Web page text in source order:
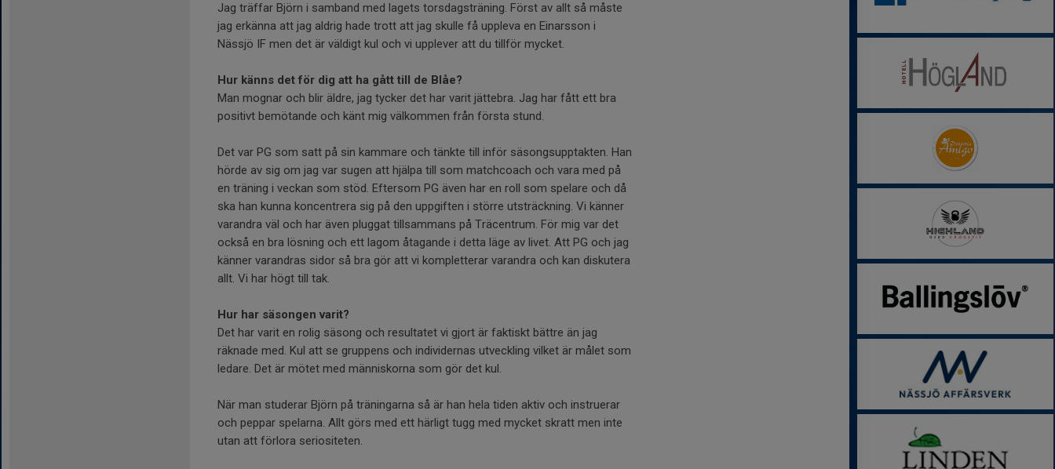
Jag träffar Björn i samband med lagets torsdagsträning. Först av allt så måste
jag erkänna att jag aldrig hade trott att jag skulle få uppleva en Einarsson i
Nässjö IF men det är väldigt kul och vi upplever att du tillför mycket.
Hur känns det för dig att ha gått till de Blåe?
Man mognar och blir äldre, jag tycker det har varit jättebra. Jag har fått ett bra
positivt bemötande och känt mig välkommen från första stund.
Det var PG som satt på sin kammare och tänkte till inför säsongsupptakten. Han
hörde av sig om jag var sugen att hjälpa till som matchcoach och vara med på
en träning i veckan som stöd. Eftersom PG även har en roll som spelare och då
ska han kunna koncentrera sig på den uppgiften i större utsträckning. Vi känner
varandra väl och har även pluggat tillsammans på Träcentrum. För mig var det
också en bra lösning och ett lagom åtagande i detta läge av livet. Att PG och jag
känner varandras sidor så bra gör att vi kompletterar varandra och kan diskutera
allt. Vi har högt till tak.
Hur har säsongen varit?
Det har varit en rolig säsong och resultatet vi gjort är faktiskt bättre än jag
räknade med. Kul att se gruppens och individernas utveckling vilket är målet som
ledare. Det är mötet med människorna som gör det kul.
När man studerar Björn på träningarna så är han hela tiden aktiv och instruerar
och peppar spelarna. Allt görs med ett härligt tugg med mycket skratt men inte
utan att förlora seriositeten.